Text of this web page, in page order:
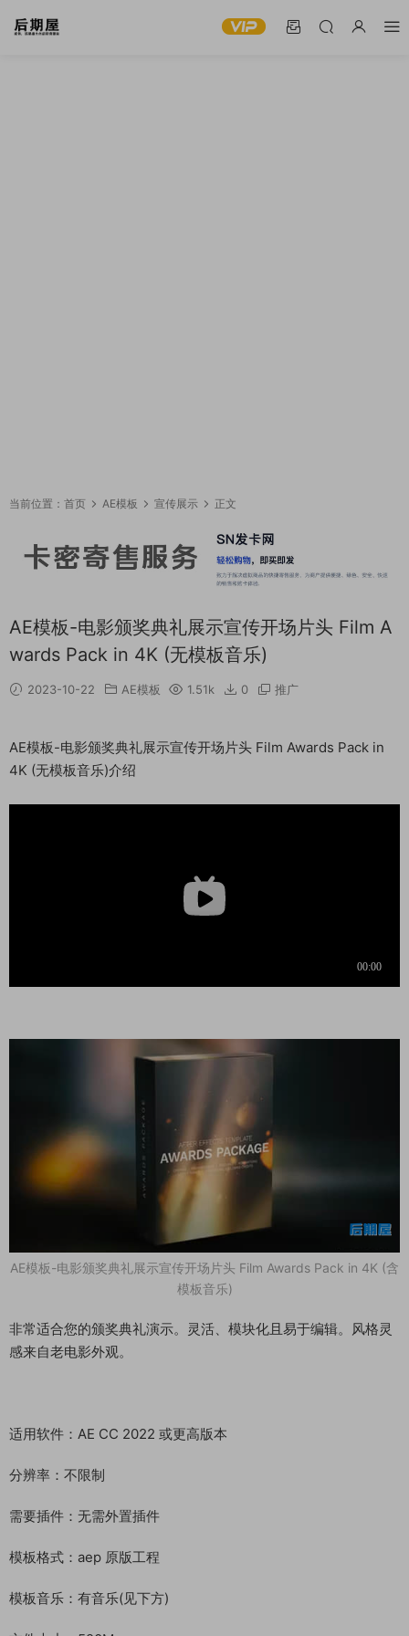
当前位置： 首页 AE模板 宣传展示 正文
AE模板-电影颁奖典礼展示宣传开场片头 Film A
wards Pack in 4K (无模板音乐)
2023-10-22 AE模板 1.51k 0 推广
AE模板-电影颁奖典礼展示宣传开场片头 Film Awards Pack in
4K (无模板音乐)介绍
AE模板-电影颁奖典礼展示宣传开场片头 Film Awards Pack in 4K (含
模板音乐)
非常适合您的颁奖典礼演示。灵活、模块化且易于编辑。风格灵
感来自老电影外观。
适用软件：AE CC 2022 或更高版本
分辨率：不限制
需要插件：无需外置插件
模板格式：aep 原版工程
模板音乐：有音乐(见下方)